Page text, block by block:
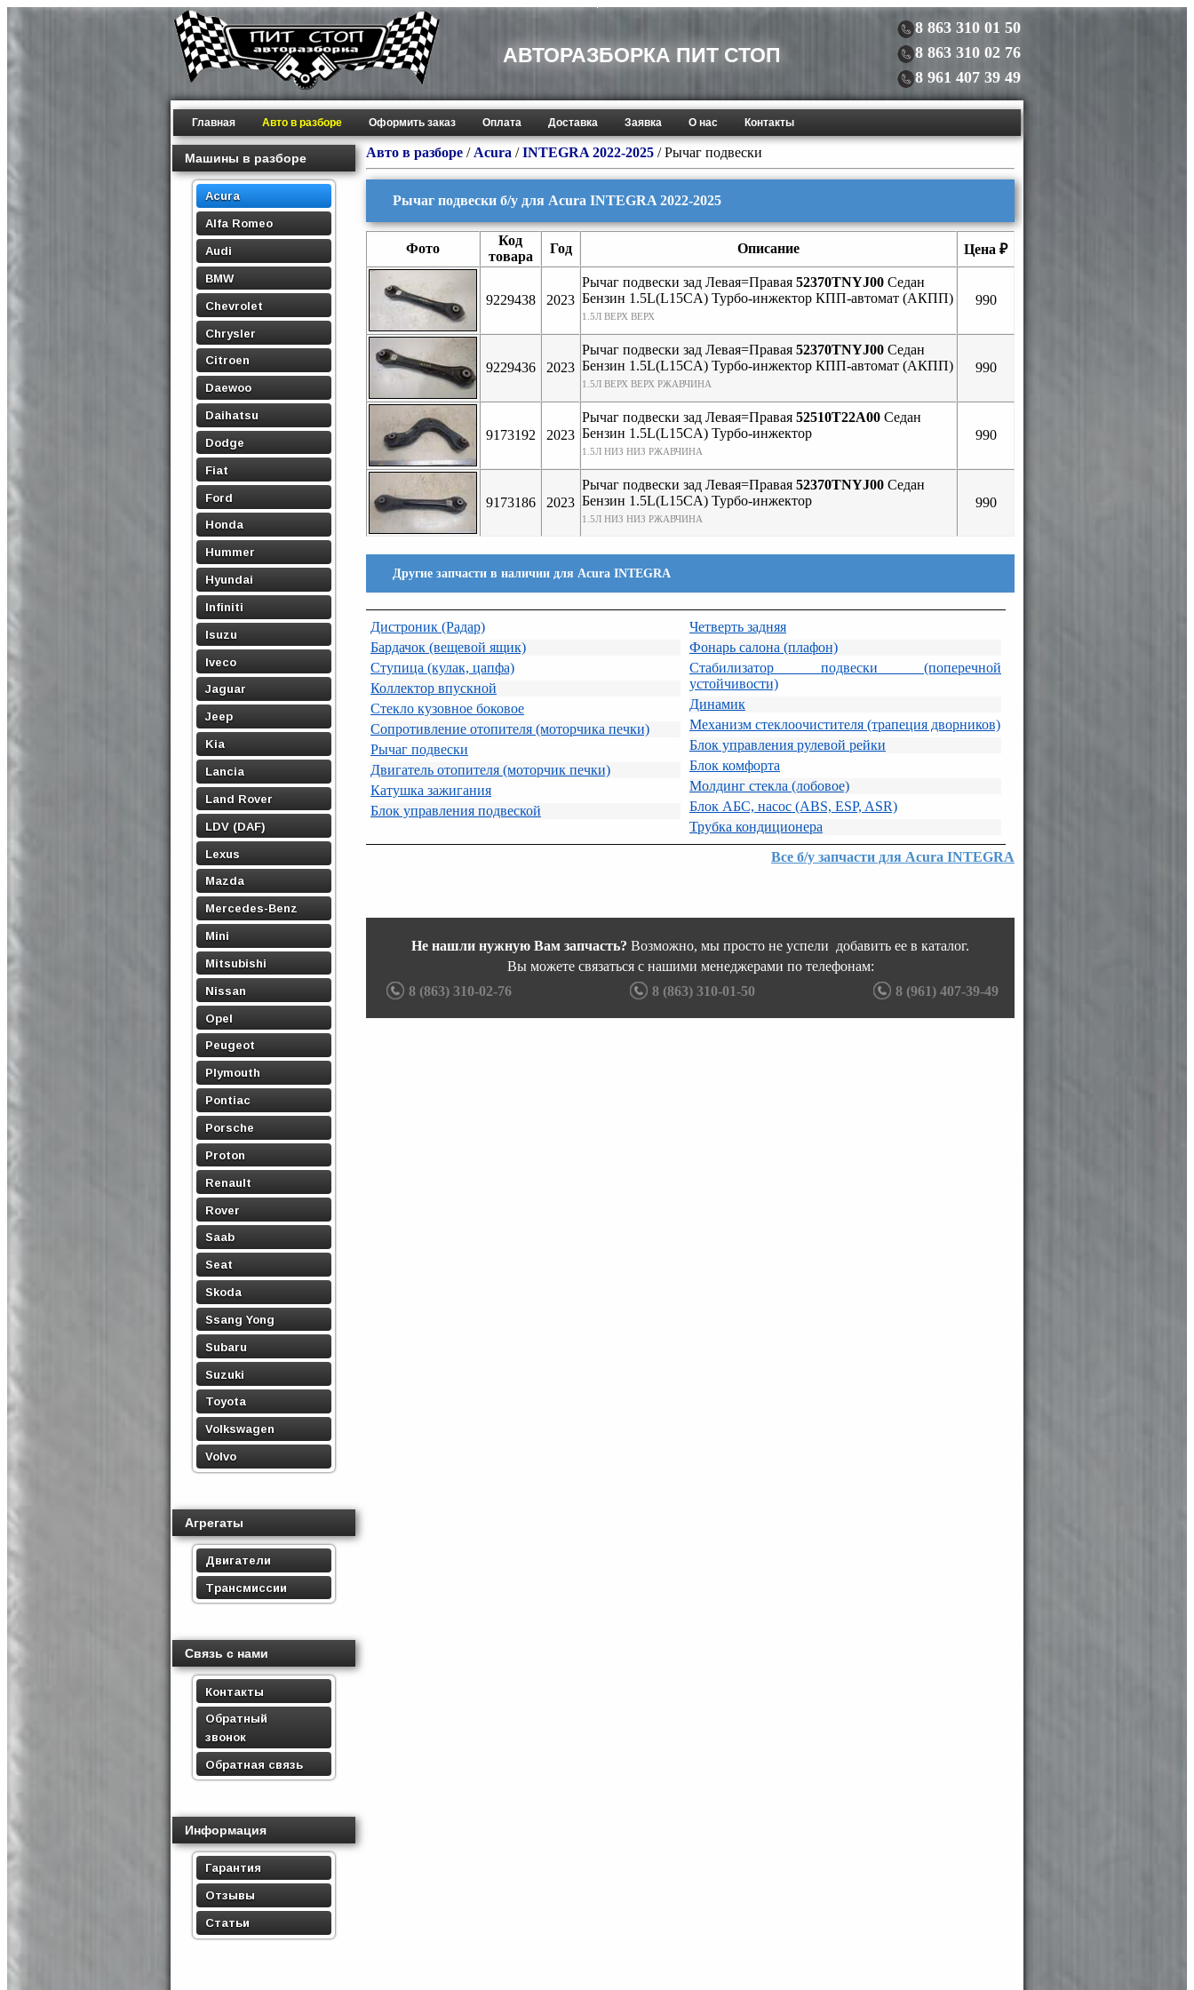
АВТОРАЗБОРКА ПИТ СТОП
8 863 310 01 50
8 863 310 02 76
8 961 407 39 49
Главная Авто в разборе Оформить заказ Оплата Доставка Заявка О нас Контакты
Машины в разборе
Acura
Alfa Romeo
Audi
BMW
Chevrolet
Chrysler
Citroen
Daewoo
Daihatsu
Dodge
Fiat
Ford
Honda
Hummer
Hyundai
Infiniti
Isuzu
Iveco
Jaguar
Jeep
Kia
Lancia
Land Rover
LDV (DAF)
Lexus
Mazda
Mercedes-Benz
Mini
Mitsubishi
Nissan
Opel
Peugeot
Plymouth
Pontiac
Porsche
Proton
Renault
Rover
Saab
Seat
Skoda
Ssang Yong
Subaru
Suzuki
Toyota
Volkswagen
Volvo
Агрегаты
Двигатели
Трансмиссии
Связь с нами
Контакты
Обратный
звонок
Обратная связь
Информация
Гарантия
Отзывы
Статьи
Авто в разборе / Acura /INTEGRA 2022-2025 / Рычаг подвески
Рычаг подвески б/у для Acura INTEGRA 2022-2025
Фото
Код
товара
Год Описание Цена ₽
9229438 2023
Рычаг подвески зад Левая=Правая 52370TNYJ00 Седан
Бензин 1.5L(L15CA) Турбо-инжектор КПП-автомат (АКПП)
1.5Л ВЕРХ ВЕРХ
990
9229436 2023
Рычаг подвески зад Левая=Правая 52370TNYJ00 Седан
Бензин 1.5L(L15CA) Турбо-инжектор КПП-автомат (АКПП)
1.5Л ВЕРХ ВЕРХ РЖАВЧИНА
990
9173192 2023
Рычаг подвески зад Левая=Правая 52510T22A00 Седан
Бензин 1.5L(L15CA) Турбо-инжектор
1.5Л НИЗ НИЗ РЖАВЧИНА
990
9173186 2023
Рычаг подвески зад Левая=Правая 52370TNYJ00 Седан
Бензин 1.5L(L15CA) Турбо-инжектор
1.5Л НИЗ НИЗ РЖАВЧИНА
990
Другие запчасти в наличии для Acura INTEGRA
Дистроник (Радар)
Бардачок (вещевой ящик)
Ступица (кулак, цапфа)
Коллектор впускной
Стекло кузовное боковое
Сопротивление отопителя (моторчика печки)
Рычаг подвески
Двигатель отопителя (моторчик печки)
Катушка зажигания
Блок управления подвеской
Четверть задняя
Фонарь салона (плафон)
Стабилизатор подвески (поперечной
устойчивости)
Динамик
Механизм стеклоочистителя (трапеция дворников)
Блок управления рулевой рейки
Блок комфорта
Молдинг стекла (лобовое)
Блок АБС, насос (ABS, ESP, ASR)
Трубка кондиционера
Все б/у запчасти для Acura INTEGRA
Не нашли нужную Вам запчасть? Возможно, мы просто не успели добавить ее в каталог.
Вы можете связаться с нашими менеджерами по телефонам:
8 (863) 310-02-76
8 (863) 310-01-50 8 (961) 407-39-49